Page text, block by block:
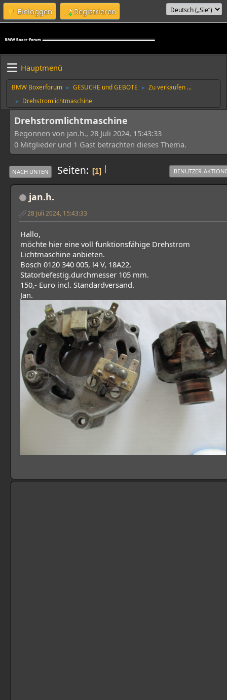
Einloggen Registrieren
Hauptmenü
BMW Boxerforum ► GESUCHE und GEBOTE ► Zu verkaufen ...
► Drehstromlichtmaschine
Drehstromlichtmaschine
Begonnen von jan.h., 28 Juli 2024, 15:43:33
0 Mitglieder und 1 Gast betrachten dieses Thema.
|
NACH UNTEN Seiten 1 BENUTZER-
jan.h.
28 Juli 2024, 15:43:33
Hallo,
möchte hier eine voll funktionsfähige Drehstrom
Lichtmaschine anbieten.
Bosch 0120 340 005, !4 V, 18A22,
Statorbefestig.durchmesser 105 mm.
150,- Euro incl. Standardversand.
Jan.